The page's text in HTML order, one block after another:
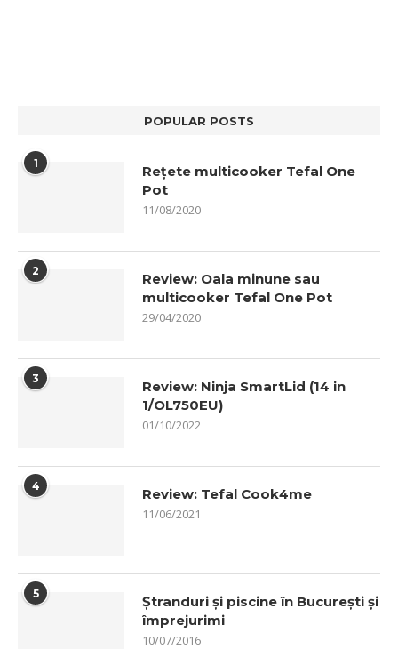
POPULAR POSTS
1
Rețete multicooker Tefal One
Pot
11/08/2020
2
Review: Oala minune sau
multicooker Tefal One Pot
29/04/2020
3
Review: Ninja SmartLid (14 in
1/OL750EU)
01/10/2022
4 Review: Tefal Cook4me
11/06/2021
5
Ștranduri și piscine în București și
împrejurimi
10/07/2016